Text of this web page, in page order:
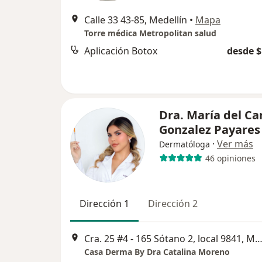
Calle 33 43-85, Medellín • Mapa
Torre médica Metropolitan salud
Aplicación Botox desde
Dra. María del
Gonzalez Payares
Dermatóloga · Ver más
46 opiniones
Dirección 1 Dirección 2
Cra. 25 #4 - 165 Sótano 2, local 9841, Medellín
Casa Derma By Dra Catalina Moreno